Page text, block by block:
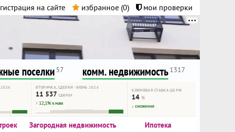
на сайте избранное (0) мои проверки
поселки 57 комм. недвижимость 1317
ВТОРИЧКА, СДЕЛКИ · ИЮНЬ 2026
11 537 сделок
↑ 12,1% к маю
КЛЮЧЕВАЯ СТАВКА ЦБ РФ
14%
↓ снижение
Загородная недвижимость Ипотека